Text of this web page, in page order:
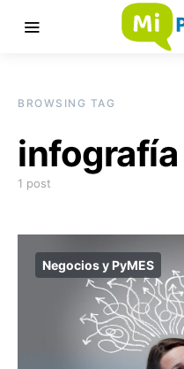
BROWSING TAG
infografía
1 post
Negocios y PyMES